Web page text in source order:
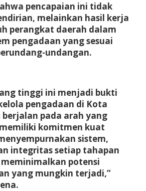
pencapaian ini tidak
melainkan hasil kerja
perangkat daerah dalam
pengadaan yang sesuai
undangan.
tinggi ini menjadi bukti
pengadaan di Kota
pada arah yang
komitmen kuat
sistem,
integritas setiap tahapan
meminimalkan potensi
yang mungkin terjadi,”